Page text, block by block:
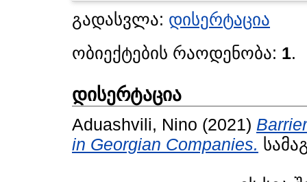
გადასვლა: დისერტაცია
ობიექტების რაოდენობა: 1.
დისერტაცია
Aduashvili, Nino (2021)
in Georgian Companies.